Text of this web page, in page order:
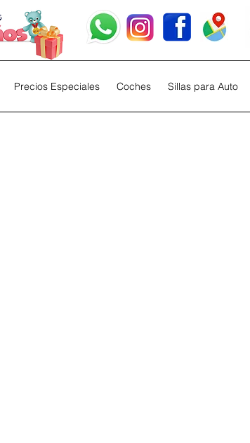
Precios Especiales Coches Sillas para Auto